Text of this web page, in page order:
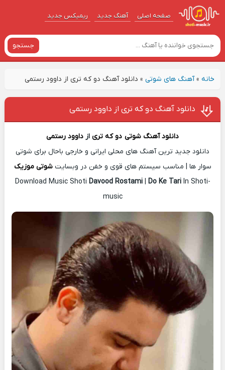
صفحه اصلی آهنگ‌ جدید ریمیکس جدید
جستجو
خانه»آهنگ های شوتی» دانلود آهنگ دو که تری از داوود رستمی
دانلود آهنگ دو که تری از داوود رستمی
دانلود آهنگ شوتی دو که تری از داوود رستمی
دانلود جدید ترین آهنگ های محلی ایرانی و خارجی باحال برای شوتی
سوار ها | مناسب سیستم های قوی و خفن در وبسایتشوتی موزیک
Download Music Shoti Davood Rostami| Do Ke TariIn Shoti-
music